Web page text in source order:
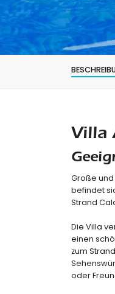
Villa
Große und
befindet
Strand
Die Villa
einen
zum
oder